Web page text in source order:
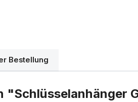
Bestellung
"Schlüsselanhänger